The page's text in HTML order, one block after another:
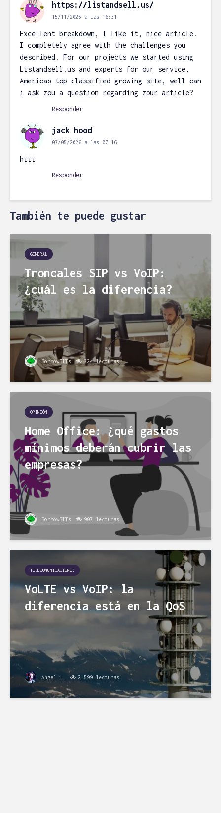
https://listandsell.us/
15/11/2025 a las 16:31
Excellent breakdown, I like it, nice article.
I completely agree with the challenges you
described. For our projects we started using
Listandsell.us and experts for our service,
Americas top classified growing site, well can
i ask zou a question regarding zour article?
Responder
jack hood
07/05/2026 a las 07:16
hiii
Responder
También te puede gustar
GENERAL
Troncales SIP vs VoIP:
¿cuál es la diferencia?
BorrowBITs 724 lecturas
OPINIÓN
Home Office: ¿qué gastos
mínimos deberán cubrir las
empresas?
BorrowBITs 907 lecturas
TELECOMUNICACIONES
VoLTE vs VoIP: la
diferencia está en la QoS
Angel H. 2.599 lecturas